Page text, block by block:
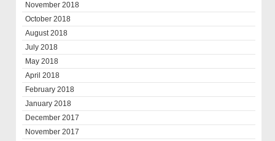
November 2018
October 2018
August 2018
July 2018
May 2018
April 2018
February 2018
January 2018
December 2017
November 2017